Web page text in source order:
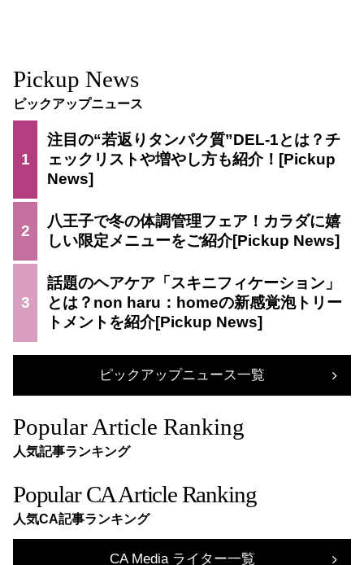
Pickup News
ピックアップニュース
1
注目の“若返りタンパク質”DEL-1とは？チ
ェックリストや増やし方も紹介！
2
八王子で冬の体調管理フェア！カラダに嬉
しい限定メニューをご紹介
3
話題のヘアケア「スキニフィケーション」
とは？non haru：homeの新感覚泡トリー
トメントを紹介
ピックアップニュース一覧
Popular Article Ranking
人気記事ランキング
Popular CA Article Ranking
人気CA記事ランキング
CA Media ライター一覧